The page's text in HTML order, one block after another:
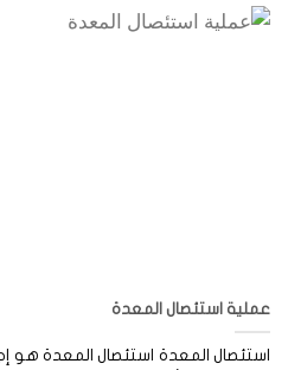
استئصال المعدة
المعدة استئصال المعدة هو